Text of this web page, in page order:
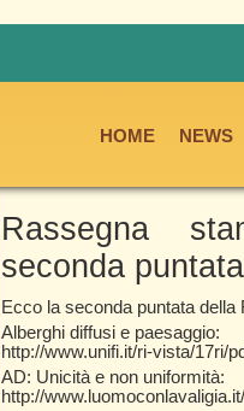
HOME NEWS
Rassegna
seconda puntata
Ecco la seconda puntata della
Alberghi diffusi e paesaggio:
http://www.unifi.it/ri-vista/17ri/
AD: Unicità e non uniformità:
http://